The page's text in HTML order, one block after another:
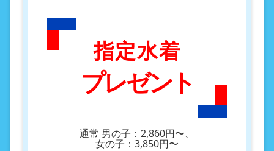
指定水着
プレゼント
通常 男の子：2,860円〜、
女の子：3,850円〜